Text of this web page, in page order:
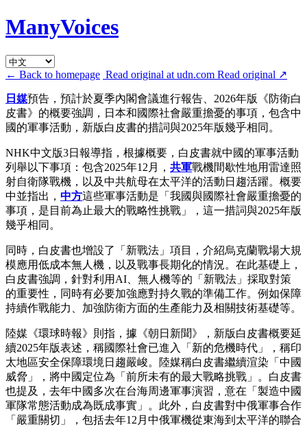
ManyVoices
← Back to homepage Read original at udn.com Read original ↗
日媒預告，預計於夏季內閣會議進行報告、2026年版《防衛白
皮書》的概要強調，日本和國際社會嚴重擔憂的事項，包含中
國的軍事活動，新版白皮書的措詞與2025年版幾乎相同。
NHK中文版3日報導指，根據概要，白皮書就中國的軍事活動
列舉以下事項：包含2025年12月， 共軍戰機間歇性地用雷達照
射自衛隊戰機，以及中共航母在太平洋的活動日趨活躍。概要
中並指出， 中方這些軍事活動是「我國與國際社會嚴重擔憂的
事項，是目前為止最大的戰略性挑戰」，這一措詞與2025年版
幾乎相同。
同時，白皮書也增設了「新戰法」項目，介紹烏克蘭戰場大規
模應用低成本無人機，以及戰事長期化的情況。在此基礎上，
白皮書強調，針對利用AI、無人機等的「新戰法」採取對策
的重要性，同時有必要加強應對持久戰的準備工作。例如保障
持續作戰能力、加強防衛方面的生產能力及相關技術基礎等。
陸媒《環球時報》則指，據《朝日新聞》，新版白皮書概要延
續2025年版表述，稱國際社會已進入「新的危機時代」，稱印
太地區安全保障環境日趨嚴峻。陸媒稱白皮書繼續渲染「中國
威脅」，將中國定位為「前所未有的最大戰略挑戰」。白皮書
也提及，去年中國多次在台海周邊軍事演習，意在「製造中國
軍隊常態活動成為既成事實」。此外，白皮書對中俄軍事合作
「嚴重關切」，包括去年12月中俄軍機從東海到太平洋的聯合